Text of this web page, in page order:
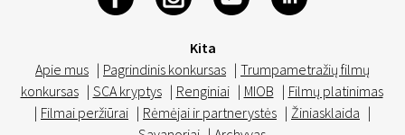
Kita
Apie mus | Pagrindinis konkursas | Trumpametražių filmų
konkursas | SCA kryptys | Renginiai | MIOB | Filmų platinimas
| Filmai peržiūrai | Rėmėjai ir partnerystės | Žiniasklaida |